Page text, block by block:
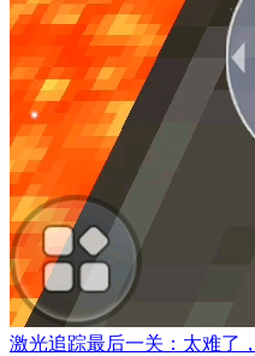
激光追踪最后一关：太难了